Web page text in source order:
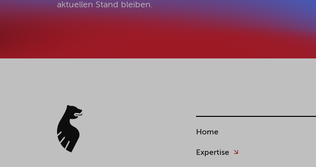
aktuellen Stand bleiben.
Home
Expertise